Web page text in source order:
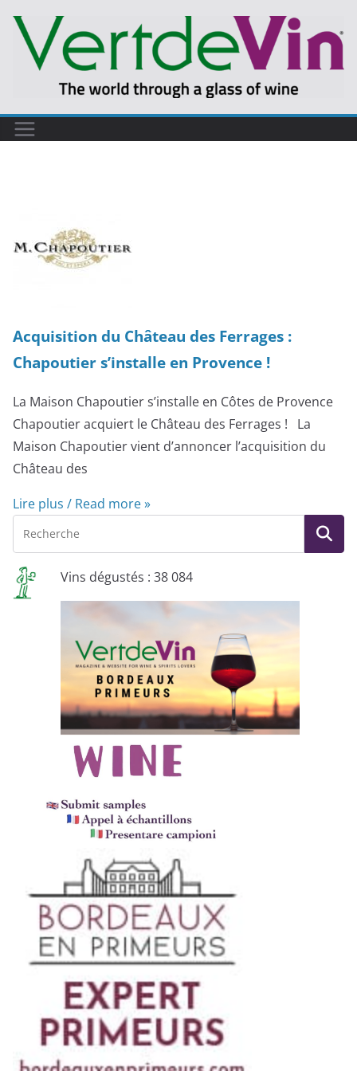
contenu
Acquisition du Château des Ferrages :
Chapoutier s’installe en Provence !
La Maison Chapoutier s’installe en Côtes de Provence
Chapoutier acquiert le Château des Ferrages ! La
Maison Chapoutier vient d’annoncer l’acquisition du
Château des
Lire plus / Read more »
Vins dégustés : 38 084